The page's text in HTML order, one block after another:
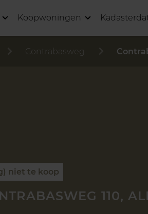
Koopwoningen
Contrabasweg
niet te koop
110,